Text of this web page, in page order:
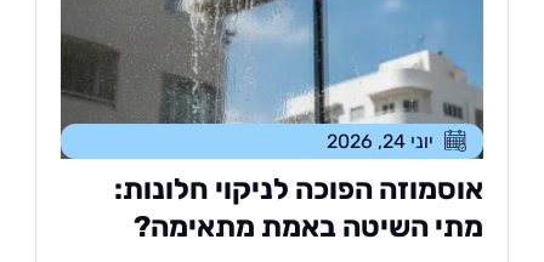
יוני 24, 2026
הפוכה לניקוי חלונות:
השיטה באמת מתאימה?